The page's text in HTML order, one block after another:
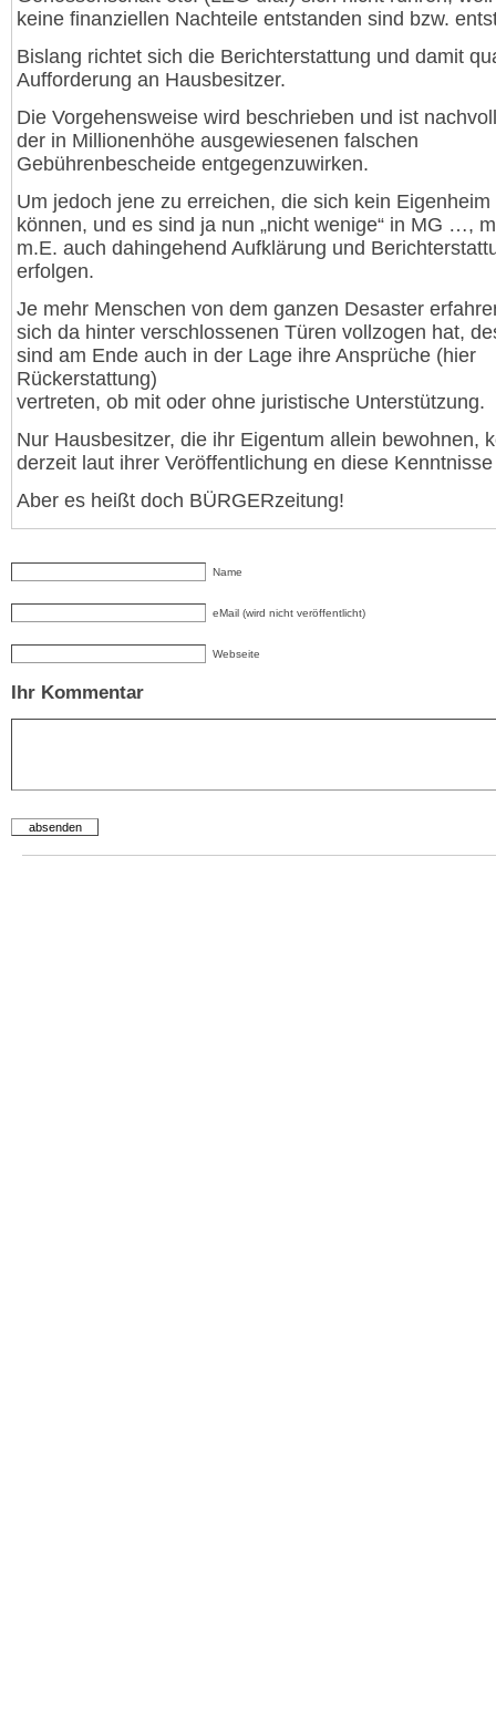
keine finanziellen Nachteile entstanden sind bzw.
Bislang richtet sich die Berichterstattung und damit
Aufforderung an Hausbesitzer.
Die Vorgehensweise wird beschrieben und ist
der in Millionenhöhe ausgewiesenen falschen
Gebührenbescheide entgegenzuwirken.
Um jedoch jene zu erreichen, die sich kein Eigenheim
können, und es sind ja nun „nicht wenige“ in MG …,
m.E. auch dahingehend Aufklärung und
erfolgen.
Je mehr Menschen von dem ganzen Desaster
sich da hinter verschlossenen Türen vollzogen hat,
sind am Ende auch in der Lage ihre Ansprüche (hier
Rückerstattung)
vertreten, ob mit oder ohne juristische Unterstützung.
Nur Hausbesitzer, die ihr Eigentum allein bewohnen,
derzeit laut ihrer Veröffentlichung en diese
Aber es heißt doch BÜRGERzeitung!
Name
eMail (wird nicht veröffentlicht)
Webseite
Ihr Kommentar